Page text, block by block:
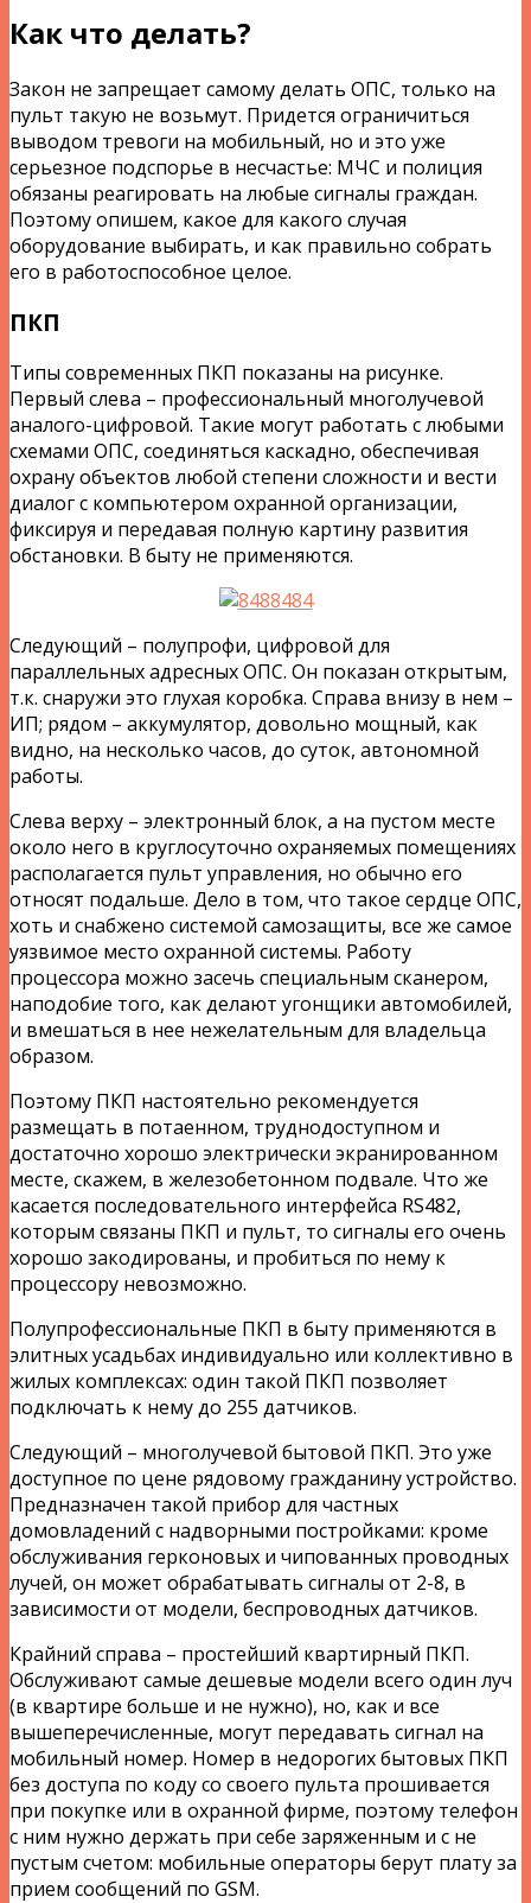
Как что делать?
Закон не запрещает самому делать ОПС, только на
пульт такую не возьмут. Придется ограничиться
выводом тревоги на мобильный, но и это уже
серьезное подспорье в несчастье: МЧС и полиция
обязаны реагировать на любые сигналы граждан.
Поэтому опишем, какое для какого случая
оборудование выбирать, и как правильно собрать
его в работоспособное целое.
ПКП
Типы современных ПКП показаны на рисунке.
Первый слева – профессиональный многолучевой
аналого-цифровой. Такие могут работать с любыми
схемами ОПС, соединяться каскадно, обеспечивая
охрану объектов любой степени сложности и вести
диалог с компьютером охранной организации,
фиксируя и передавая полную картину развития
обстановки. В быту не применяются.
Следующий – полупрофи, цифровой для
параллельных адресных ОПС. Он показан открытым,
т.к. снаружи это глухая коробка. Справа внизу в нем –
ИП; рядом – аккумулятор, довольно мощный, как
видно, на несколько часов, до суток, автономной
работы.
Слева верху – электронный блок, а на пустом месте
около него в круглосуточно охраняемых помещениях
располагается пульт управления, но обычно его
относят подальше. Дело в том, что такое сердце ОПС,
хоть и снабжено системой самозащиты, все же самое
уязвимое место охранной системы. Работу
процессора можно засечь специальным сканером,
наподобие того, как делают угонщики автомобилей,
и вмешаться в нее нежелательным для владельца
образом.
Поэтому ПКП настоятельно рекомендуется
размещать в потаенном, труднодоступном и
достаточно хорошо электрически экранированном
месте, скажем, в железобетонном подвале. Что же
касается последовательного интерфейса RS482,
которым связаны ПКП и пульт, то сигналы его очень
хорошо закодированы, и пробиться по нему к
процессору невозможно.
Полупрофессиональные ПКП в быту применяются в
элитных усадьбах индивидуально или коллективно в
жилых комплексах: один такой ПКП позволяет
подключать к нему до 255 датчиков.
Следующий – многолучевой бытовой ПКП. Это уже
доступное по цене рядовому гражданину устройство.
Предназначен такой прибор для частных
домовладений с надворными постройками: кроме
обслуживания герконовых и чипованных проводных
лучей, он может обрабатывать сигналы от 2-8, в
зависимости от модели, беспроводных датчиков.
Крайний справа – простейший квартирный ПКП.
Обслуживают самые дешевые модели всего один луч
(в квартире больше и не нужно), но, как и все
вышеперечисленные, могут передавать сигнал на
мобильный номер. Номер в недорогих бытовых ПКП
без доступа по коду со своего пульта прошивается
при покупке или в охранной фирме, поэтому телефон
с ним нужно держать при себе заряженным и с не
пустым счетом: мобильные операторы берут плату за
прием сообщений по GSM.